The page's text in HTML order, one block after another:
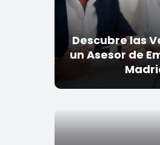
Descubre las
un Asesor de